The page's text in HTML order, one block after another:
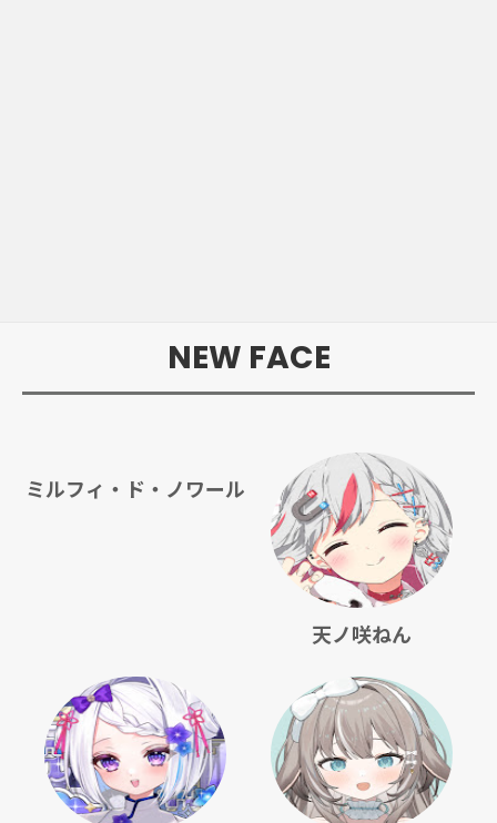
NEW FACE
ミルフィ・ド・ノワール
天ノ咲ねん